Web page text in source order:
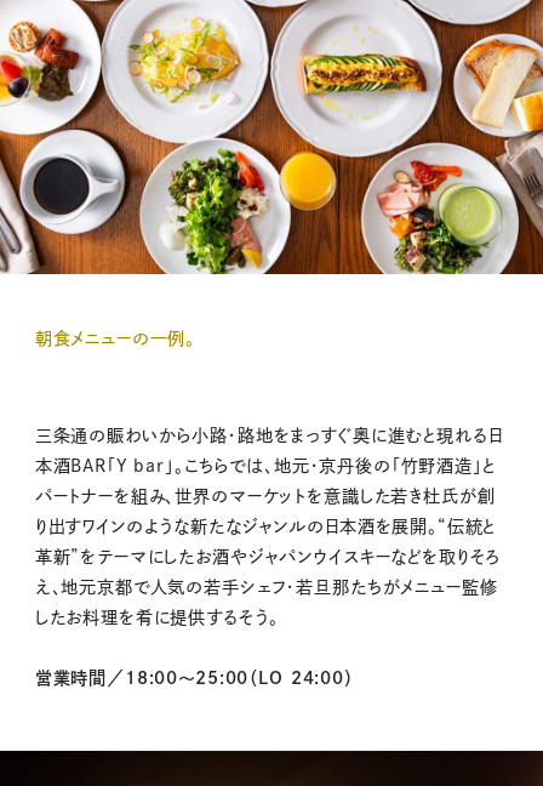
朝食メニューの一例。
三条通の賑わいから小路・路地をまっすぐ奥に進むと現れる日
本酒BAR「Y bar」。こちらでは、地元・京丹後の「竹野酒造」と
パートナーを組み、世界のマーケットを意識した若き杜氏が創
り出すワインのような新たなジャンルの日本酒を展開。“伝統と
革新”をテーマにしたお酒やジャパンウイスキーなどを取りそろ
え、地元京都で人気の若手シェフ・若旦那たちがメニュー監修
したお料理を肴に提供するそう。
営業時間／18:00～25:00（LO 24:00）